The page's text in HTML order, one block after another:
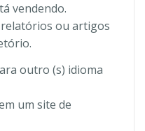
vendendo.
relatórios ou artigos
outro (s) idioma
um site de